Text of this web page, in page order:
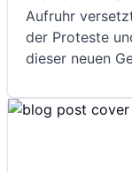
Aufruhr
der Proteste
dieser neuen